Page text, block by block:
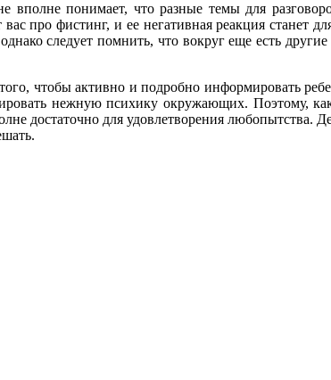
вполне понимает, что разные темы для
про фистинг, и ее негативная реакция
следует помнить, что вокруг еще есть
чтобы активно и подробно информировать
нежную психику окружающих. Поэтому,
достаточно для удовлетворения любопытства.